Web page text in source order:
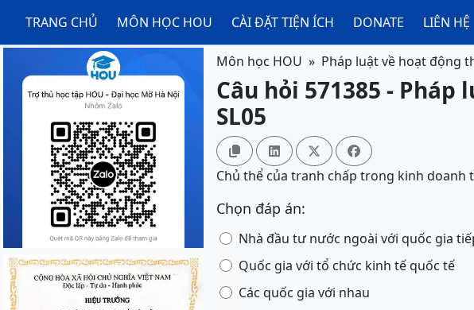
TRANG CHỦ MÔN HỌC HOU CÀI ĐẶT TIỆN ÍCH DONATE LIÊN HỆ
Môn học HOU Pháp luật về hoạt động
Câu hỏi 571385 -
SL05
   
Chủ thể của tranh chấp trong kinh doanh
Chọn đáp án:
Nhà đầu tư nước ngoài với quốc gia
Quốc gia với tổ chức kinh tế quốc tế
Các quốc gia với nhau